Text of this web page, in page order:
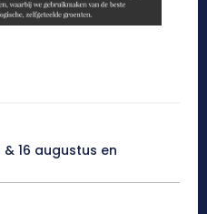
16 augustus en